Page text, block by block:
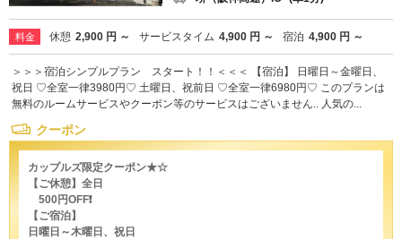
料金 休憩 2,900 円 ～ サービスタイム 4,900 円 ～ 宿泊 4,900 円 ～
＞＞＞宿泊シンプルプラン スタート！！＜＜＜ 【宿泊】 日曜日～金曜日、
祝日 ♡全室一律3980円♡ 土曜日、祝前日 ♡全室一律6980円♡ このプランは
無料のルームサービスやクーポン等のサービスはございません.. 人気の...
クーポン
カップルズ限定クーポン★☆
【ご休憩】全日
500円OFF❗
【ご宿泊】
日曜日～木曜日、祝日